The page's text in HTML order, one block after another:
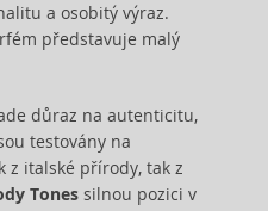
a osobitý výraz.
představuje malý
důraz na autenticitu,
testovány na
z italské přírody, tak z
Tonessilnou pozici v